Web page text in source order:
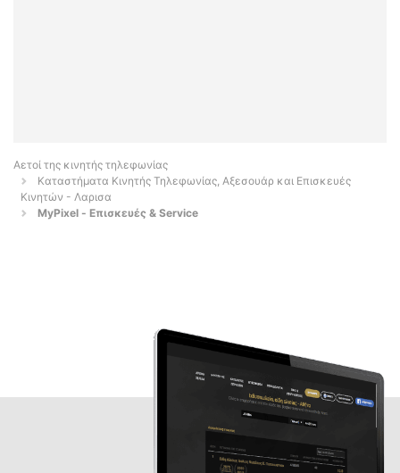
Αετοί της κινητής τηλεφωνίας
Καταστήματα Κινητής Τηλεφωνίας, Αξεσουάρ και Επισκευές
Κινητών - Λαρισα
MyPixel - Επισκευές & Service